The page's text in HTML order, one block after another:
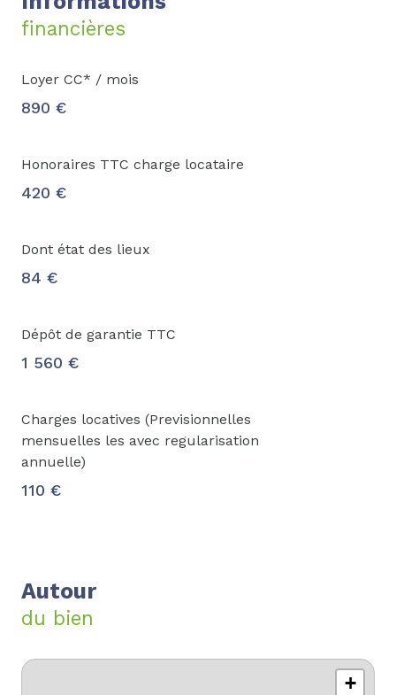
financières
Loyer CC* / mois
890 €
Honoraires TTC charge locataire
420 €
Dont état des lieux
84 €
Dépôt de garantie TTC
1 560 €
Charges locatives (Previsionnelles
mensuelles les avec regularisation
annuelle)
110 €
Autour
du bien
+